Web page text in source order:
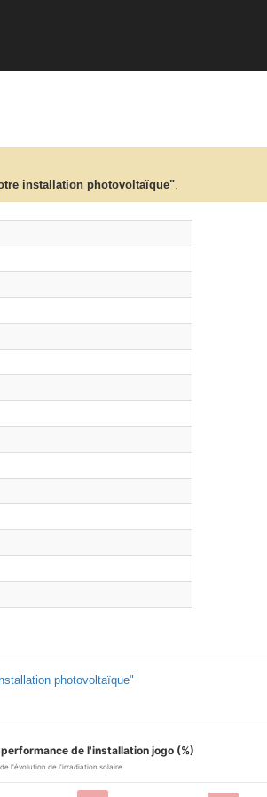
installation photovoltaïque".
photovoltaïque"
de l'installation jogo (%)
l'évolution de l'irradiation solaire